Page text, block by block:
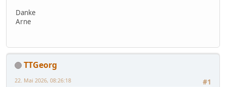
Danke
Arne
TTGeorg
#1
22. Mai 2026, 08:26:18